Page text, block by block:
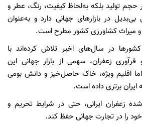
حجم تولید بلکه به‌لحاظ کیفیت، رنگ، عطر و
در بازارهای جهانی دارد و به‌عنوان
میراث کشاورزی کشور مطرح است.
در سال‌های اخیر تلاش کرده‌اند با
زعفران، سهمی از بازار جهانی این
اقلیم ویژه، خاک حاصل‌خیز و دانش بومی
ایران برتری داده است.
زعفران ایرانی، حتی در شرایط تحریم و
را در تجارت جهانی حفظ کند.